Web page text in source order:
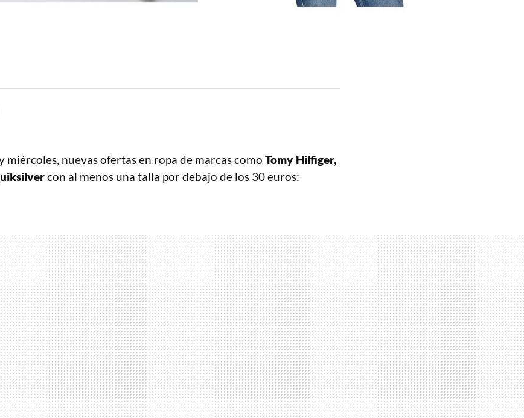
miércoles, nuevas ofertas en ropa de marcas como Tomy Hilfiger,
con al menos una talla por debajo de los 30 euros: